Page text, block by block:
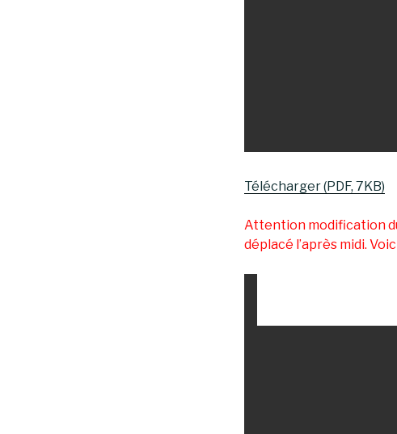
Télécharger (PDF, 7KB)
Attention modification
déplacé l’après midi.